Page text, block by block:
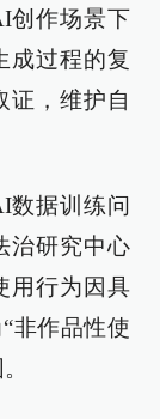
创作场景下
过程的复
证，维护自
数据训练问
治研究中心
用行为因具
非作品性使